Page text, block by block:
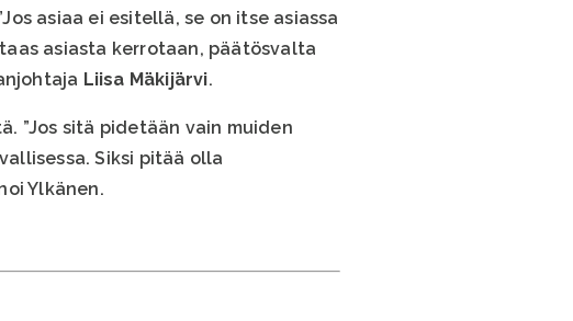
asiaa ei esitellä, se on itse asiassa
asiasta kerrotaan, päätösvalta
Liisa Mäkijärvi.
”Jos sitä pidetään vain muiden
Siksi pitää olla
Ylkänen.